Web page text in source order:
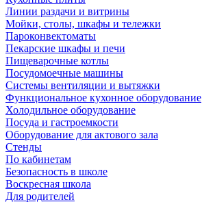
Линии раздачи и витрины
Мойки, столы, шкафы и тележки
Пароконвектоматы
Пекарские шкафы и печи
Пищеварочные котлы
Посудомоечные машины
Системы вентиляции и вытяжки
Функциональное кухонное оборудование
Холодильное оборудование
Посуда и гастроемкости
Оборудование для актового зала
Стенды
По кабинетам
Безопасность в школе
Воскресная школа
Для родителей